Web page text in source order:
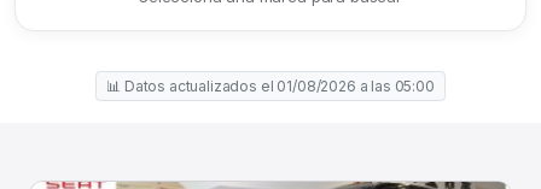
📊 Datos actualizados el 01/08/2026 a las 05:00